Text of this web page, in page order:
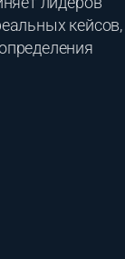
кейсов,